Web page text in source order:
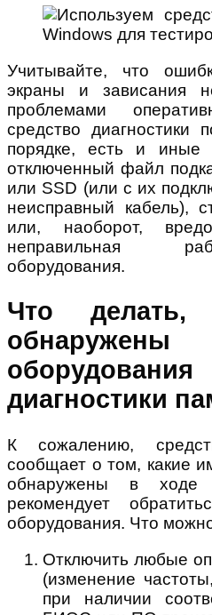
Учитывайте, что
экраны и зависания
проблемами
средство диагностики
порядке, есть и иные
отключенный файл
или SSD (или с их
неисправный кабель),
или, наоборот,
неправильная
оборудования.
Что
диагностики
К сожалению,
сообщает о том, какие
обнаружены в ходе
рекомендует
оборудования. Что
Отключить любые
(изменение
при наличии